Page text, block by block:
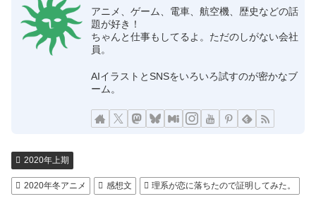
アニメ、ゲーム、電車、航空機、歴史などの話
題が好き！
ちゃんと仕事もしてるよ。ただのしがない会社
員。
AIイラストとSNSをいろいろ試すのが密かなブ
ーム。
2020年上期
2020年冬アニメ 感想文 理系が恋に落ちたので証明してみた。